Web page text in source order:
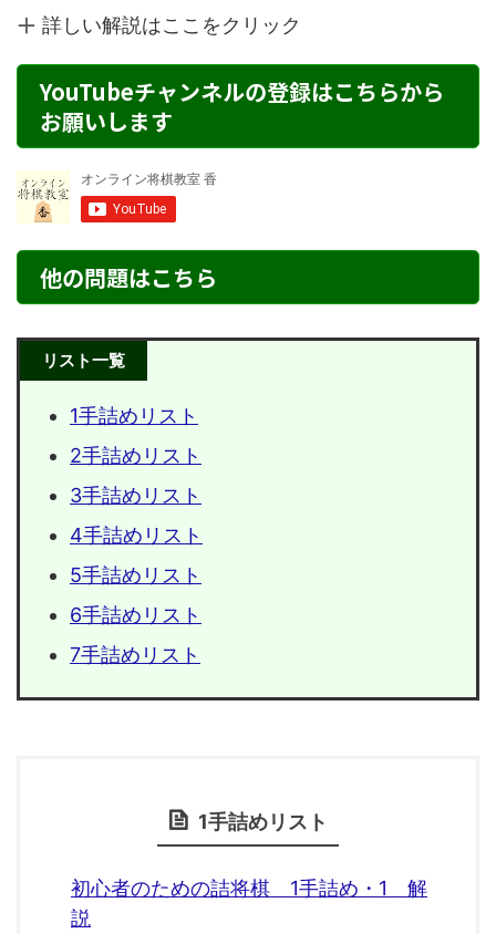
詳しい解説はここをクリック
YouTubeチャンネルの登録はこちらから
お願いします
他の問題はこちら
リスト一覧
1手詰めリスト
2手詰めリスト
3手詰めリスト
4手詰めリスト
5手詰めリスト
6手詰めリスト
7手詰めリスト
1手詰めリスト
初心者のための詰将棋 1手詰め・1 解
説